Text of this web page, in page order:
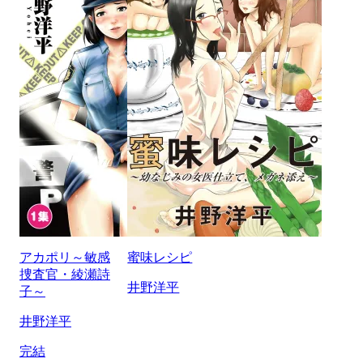
アカポリ～敏感
捜査官・綾瀬詩
子～
井野洋平
完結
蜜味レシピ
井野洋平